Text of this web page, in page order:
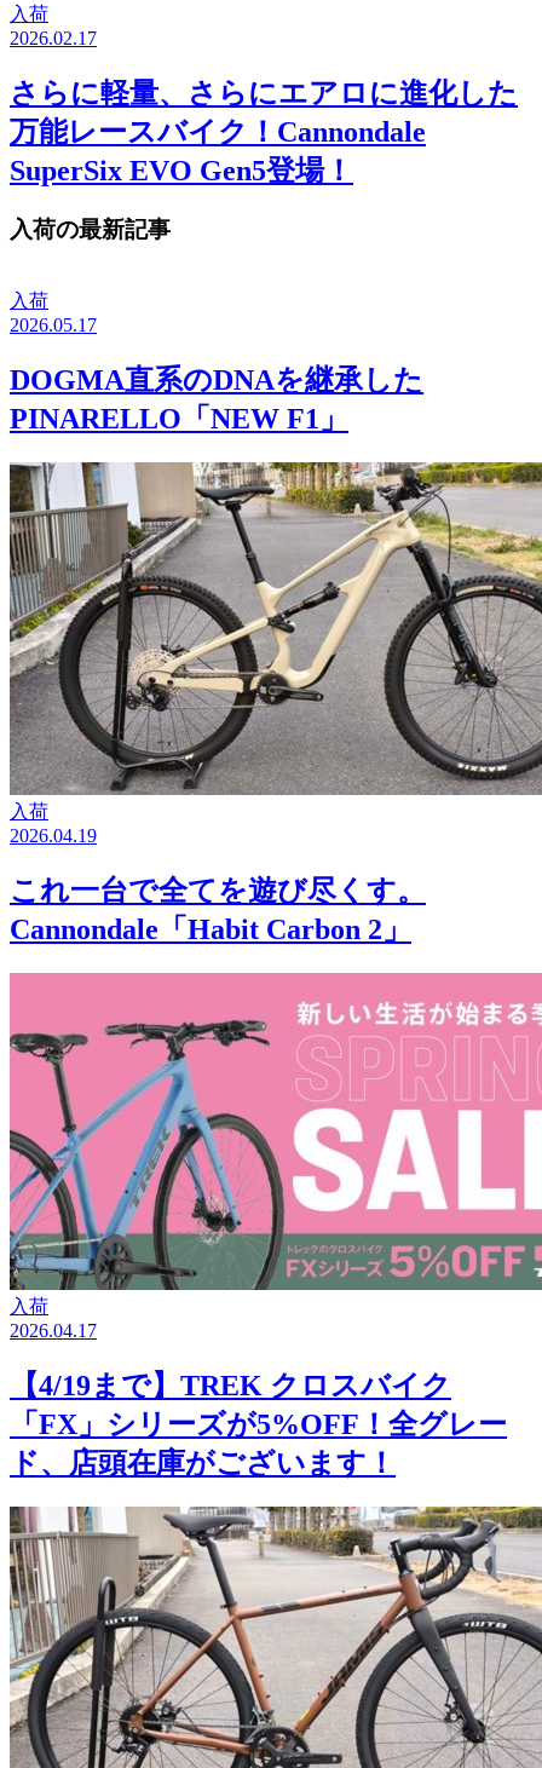
入荷
2026.02.17
さらに軽量、さらにエアロに進化した
万能レースバイク！Cannondale
SuperSix EVO Gen5登場！
入荷の最新記事
入荷
2026.05.17
DOGMA直系のDNAを継承した
PINARELLO「NEW F1」
入荷
2026.04.19
これ一台で全てを遊び尽くす。
Cannondale「Habit Carbon 2」
入荷
2026.04.17
【4/19まで】TREK クロスバイク
「FX」シリーズが5%OFF！全グレー
ド、店頭在庫がございます！